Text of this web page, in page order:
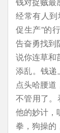
经常有人到
促生产”的
告奋勇找到
说你连草和
添乱。钱递
点头哈腰
不管用了。
他的妙计，
拳，狗操的